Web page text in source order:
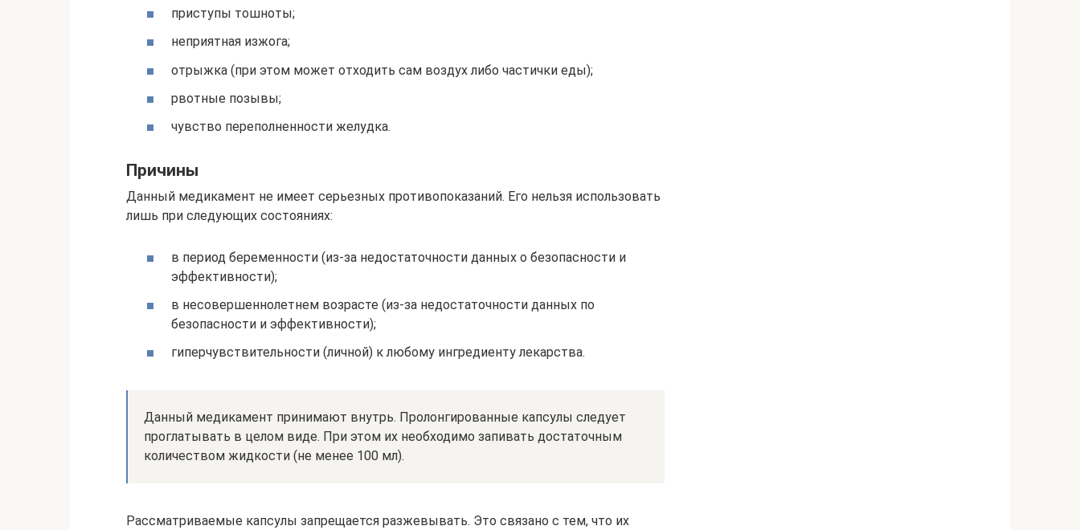
приступы тошноты;
неприятная изжога;
отрыжка (при этом может отходить сам воздух либо частички еды);
рвотные позывы;
чувство переполненности желудка.
Причины
Данный медикамент не имеет серьезных противопоказаний. Его нельзя использовать
лишь при следующих состояниях:
в период беременности (из-за недостаточности данных о безопасности и
эффективности);
в несовершеннолетнем возрасте (из-за недостаточности данных по
безопасности и эффективности);
гиперчувствительности (личной) к любому ингредиенту лекарства.
Данный медикамент принимают внутрь. Пролонгированные капсулы следует
проглатывать в целом виде. При этом их необходимо запивать достаточным
количеством жидкости (не менее 100 мл).
Рассматриваемые капсулы запрещается разжевывать. Это связано с тем, что их